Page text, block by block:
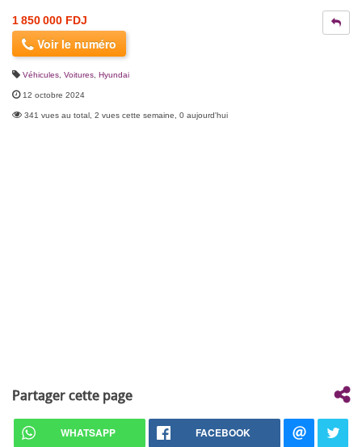
1 850 000 FDJ
Voir le numéro
Véhicules Voitures Hyundai
12 octobre 2024
341 vues au total, 2 vues cette semaine, 0 aujourd'hui
Partager cette page
WHATSAPP FACEBOOK